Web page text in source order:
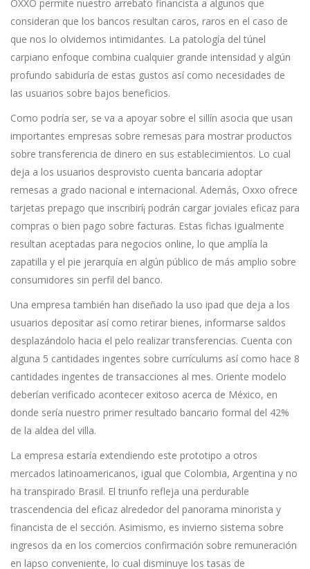
OXXO permite nuestro arrebato financista a algunos que
consideran que los bancos resultan caros, raros en el caso de
que nos lo olvidemos intimidantes. La patologí­a del túnel
carpiano enfoque combina cualquier grande intensidad y algún
profundo sabiduría de estas gustos así­ como necesidades de
las usuarios sobre bajos beneficios.
Como podrí­a ser, se va a apoyar sobre el sillí­n asocia que usan
importantes empresas sobre remesas para mostrar productos
sobre transferencia de dinero en sus establecimientos. Lo cual
deja a los usuarios desprovisto cuenta bancaria adoptar
remesas a grado nacional e internacional. Además, Oxxo ofrece
tarjetas prepago que inscribirí¡ podrán cargar joviales eficaz para
compras o bien pago sobre facturas. Estas fichas igualmente
resultan aceptadas para negocios online, lo que amplía la
zapatilla y el pie jerarquía en algún público de más amplio sobre
consumidores sin perfil del banco.
Una empresa también han diseñado la uso ipad que deja a los
usuarios depositar así­ como retirar bienes, informarse saldos
desplazándolo hacia el pelo realizar transferencias. Cuenta con
alguna 5 cantidades ingentes sobre currículums así­ como hace 8
cantidades ingentes de transacciones al mes. Oriente modelo
deberían verificado acontecer exitoso acerca de México, en
donde serí­a nuestro primer resultado bancario formal del 42%
de la aldea del villa.
La empresa estaría extendiendo este prototipo a otros
mercados latinoamericanos, igual que Colombia, Argentina y no
ha transpirado Brasil. El triunfo refleja una perdurable
trascendencia del eficaz alrededor del panorama minorista y
financista de el sección. Asimismo, es invierno sistema sobre
ingresos da en los comercios confirmación sobre remuneración
en lapso conveniente, lo cual disminuye los tasas de